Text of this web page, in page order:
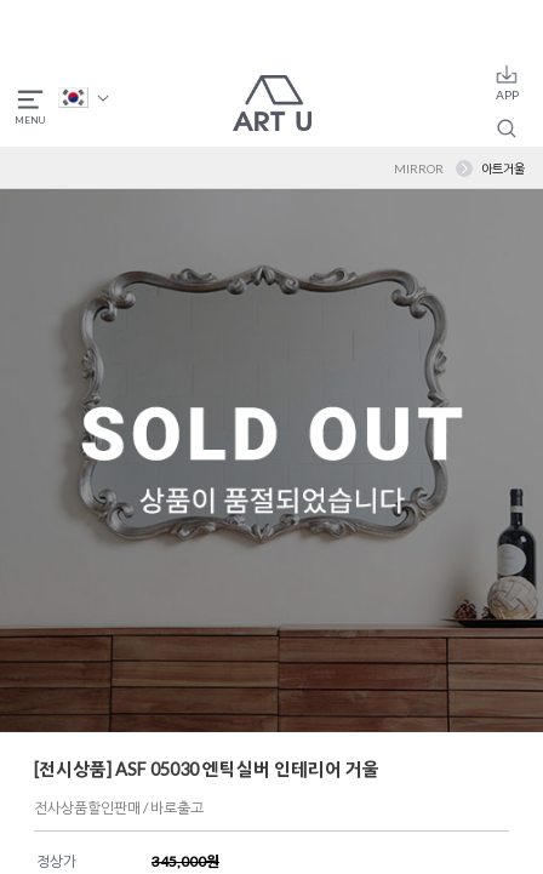
MIRROR 아트거울
[전시상품] ASF 05030 엔틱실버 인테리어 거울
전사상품할인판매 / 바로출고
정상가 345,000원